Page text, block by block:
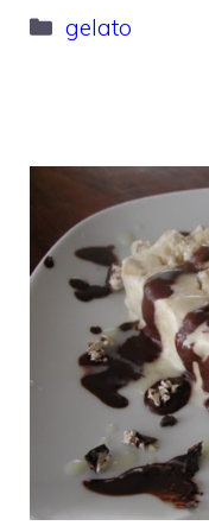
Categorie
gelato